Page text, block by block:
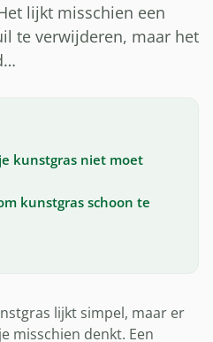
lijkt misschien een
te verwijderen, maar het
kunstgras niet moet
kunstgras schoon te
lijkt simpel, maar er
misschien denkt. Een